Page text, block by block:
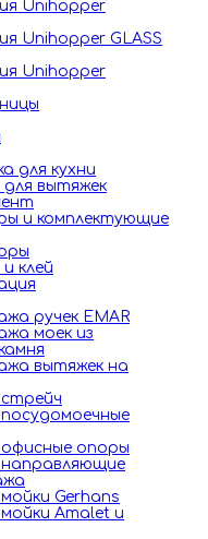
Unihopper
Unihopper GLASS
Unihopper
для кухни
вытяжек
и комплектующие
клей
ручек EMAR
моек из
вытяжек на
офисные опоры
направляющие
Gerhans
Amalet и